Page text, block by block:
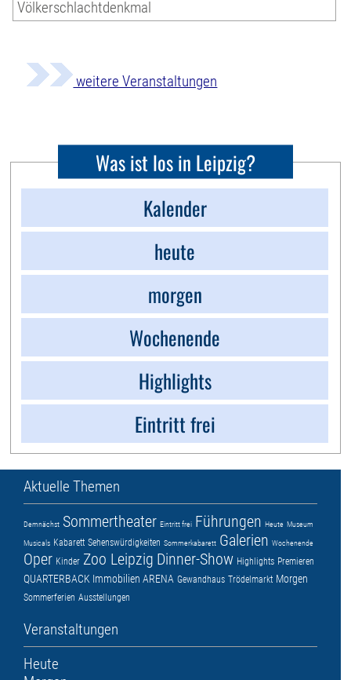
Völkerschlachtdenkmal
weitere Veranstaltungen
Was ist los in Leipzig?
Kalender
heute
morgen
Wochenende
Highlights
Eintritt frei
Aktuelle Themen
Demnächst Sommertheater Eintritt frei Führungen Heute Museum
Musicals Kabarett Sehenswürdigkeiten Sommerkabarett Galerien Wochenende
Oper Kinder Zoo Leipzig Dinner-Show Highlights Premieren
QUARTERBACK Immobilien ARENA Gewandhaus Trödelmarkt Morgen
Sommerferien Ausstellungen
Veranstaltungen
Heute